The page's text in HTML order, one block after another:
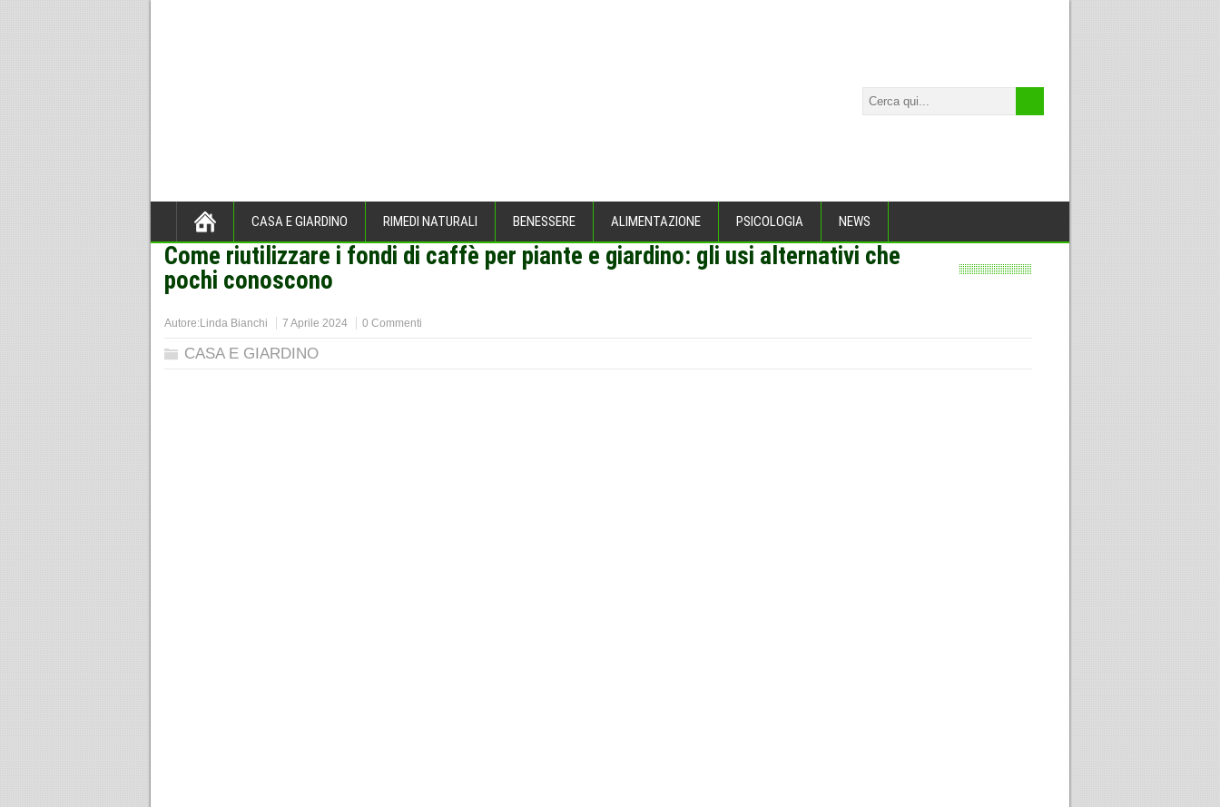
CASA E GIARDINO RIMEDI NATURALI BENESSERE ALIMENTAZIONE PSICOLOGIA NEWS
Home> CASA E GIARDINO>
Come riutilizzare i fondi di caffè per piante e giardino: gli usi alternativi che
pochi conoscono
Autore:Linda Bianchi 7 Aprile 2024 0 Commenti
CASA E GIARDINO